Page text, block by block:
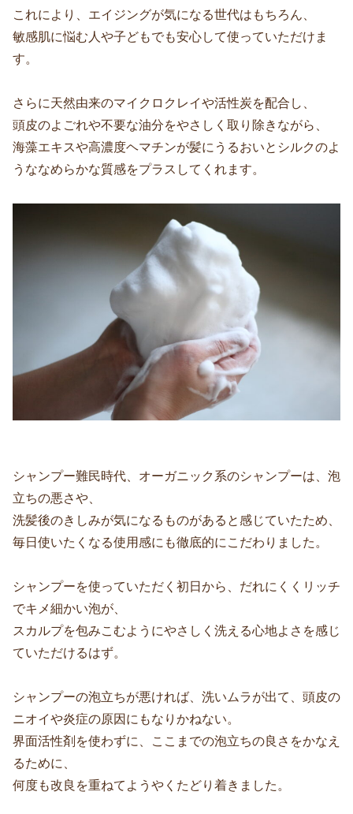
これにより、エイジングが気になる世代はもちろん、
敏感肌に悩む人や子どもでも安心して使っていただけま
す。
さらに天然由来のマイクロクレイや活性炭を配合し、
頭皮のよごれや不要な油分をやさしく取り除きながら、
海藻エキスや高濃度ヘマチンが髪にうるおいとシルクのよ
うななめらかな質感をプラスしてくれます。
シャンプー難民時代、オーガニック系のシャンプーは、泡
立ちの悪さや、
洗髪後のきしみが気になるものがあると感じていたため、
毎日使いたくなる使用感にも徹底的にこだわりました。
シャンプーを使っていただく初日から、だれにくくリッチ
でキメ細かい泡が、
スカルプを包みこむようにやさしく洗える心地よさを感じ
ていただけるはず。
シャンプーの泡立ちが悪ければ、洗いムラが出て、頭皮の
ニオイや炎症の原因にもなりかねない。
界面活性剤を使わずに、ここまでの泡立ちの良さをかなえ
るために、
何度も改良を重ねてようやくたどり着きました。